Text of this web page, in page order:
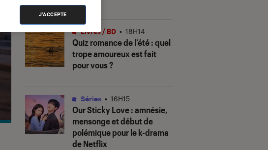
Quiz romance de l’été : quel
trope amoureux est fait
pour vous ?
Livres / BD • 18H14
Our Sticky Love: amnésie,
mensonge et début de
polémique pour le k-drama
de Netflix
Séries • 16H15
J'ACCEPTE